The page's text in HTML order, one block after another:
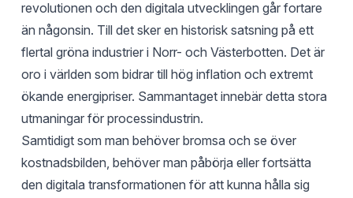
revolutionen och den digitala utvecklingen går fortare
än någonsin. Till det sker en historisk satsning på ett
flertal gröna industrier i Norr- och Västerbotten. Det är
oro i världen som bidrar till hög inflation och extremt
ökande energipriser. Sammantaget innebär detta stora
utmaningar för processindustrin.
Samtidigt som man behöver bromsa och se över
kostnadsbilden, behöver man påbörja eller fortsätta
den digitala transformationen för att kunna hålla sig